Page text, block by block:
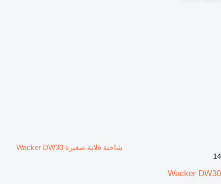
شاحنة قلابة صغيرة Wacker DW30
14
Wacker DW30